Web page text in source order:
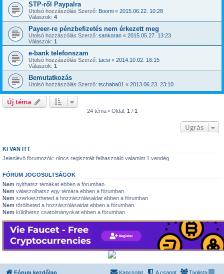
STP-ről Paypalra
Utolsó hozzászólás Szerző: Boomi « 2015.06.22. 10:28
Válaszok: 4
Payeer-re pénzbefizetés nem érkezett meg
Utolsó hozzászólás Szerző: sankoran « 2015.05.27. 13:23
Válaszok: 1
e-bank telefonszam
Utolsó hozzászólás Szerző: tacsi « 2014.10.02. 16:15
Válaszok: 1
Bemutatkozás
Utolsó hozzászólás Szerző: tschaba01 « 2013.06.23. 23:10
Új téma
24 téma • Oldal: 1 / 1
Ugrás
KI VAN ITT
Jelenlévő fórumozók: nincs regisztrált felhasználó valamint 1 vendég
FÓRUM JOGOSULTSÁGOK
Nem nyithatsz témákat ebben a fórumban.
Nem válaszolhatsz egy témára ebben a fórumban.
Nem szerkesztheted a hozzászólásaidat ebben a fórumban.
Nem törölheted a hozzászólásaidat ebben a fórumban.
Nem küldhetsz csatolmányokat ebben a fórumban.
Fórum kezdőlap Taglista
A csapat
Kapcsolat